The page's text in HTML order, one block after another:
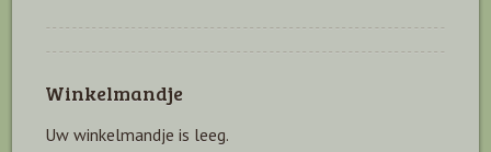
Winkelmandje
Uw winkelmandje is leeg.